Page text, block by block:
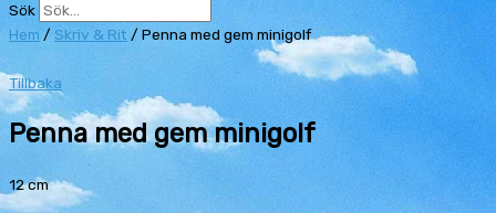
Sök
Hem / Skriv & Rit / Penna med gem minigolf
Tillbaka
Penna med gem minigolf
12 cm